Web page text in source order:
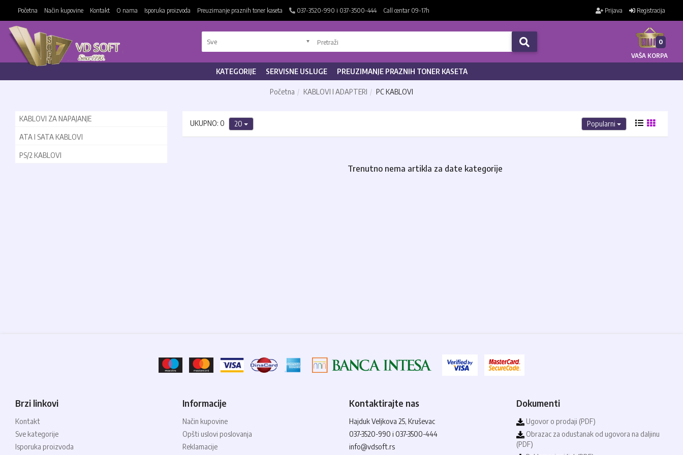
Početna Način kupovine Kontakt O nama Isporuka proizvoda Preuzimanje praznih toner kaseta 037-3520-990 i 037-3500-444 Call centar 09-17h Prijava Registracija
VAŠA KORPA
0
KATEGORIJE SERVISNE USLUGE PREUZIMANJE PRAZNIH TONER KASETA
Početna KABLOVI I ADAPTERI PC KABLOVI
KABLOVI ZA NAPAJANJE
ATA I SATA KABLOVI
PS/2 KABLOVI
UKUPNO: 0 20 Popularni
Trenutno nema artikla za date kategorije
Brzi linkovi
Kontakt
Sve kategorije
Isporuka proizvoda
Informacije
Način kupovine
Opšti uslovi poslovanja
Reklamacije
Kontaktirajte nas
Hajduk Veljkova 25, Kruševac
037-3520-990 i 037-3500-444
info@vdsoft.rs
Dokumenti
Ugovor o prodaji (PDF)
Obrazac za odustanak od ugovora na daljinu
(PDF)